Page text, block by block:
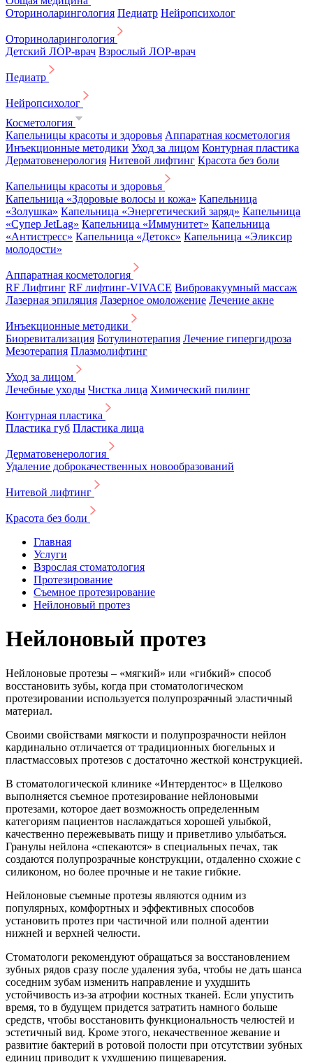
Оториноларингология Педиатр Нейропсихолог
Оториноларингология
Детский ЛОР-врач Взрослый ЛОР-врач
Педиатр
Нейропсихолог
Косметология
Капельницы красоты и здоровья Аппаратная косметология
Инъекционные методики Уход за лицом Контурная пластика
Дерматовенерология Нитевой лифтинг Красота без боли
Капельницы красоты и здоровья
Капельница «Здоровые волосы и кожа» Капельница
«Золушка» Капельница «Энергетический заряд» Капельница
«Супер JetLag» Капельница «Иммунитет» Капельница
«Антистресс» Капельница «Детокс» Капельница «Эликсир
молодости»
Аппаратная косметология
RF Лифтинг RF лифтинг-VIVACE Вибровакуумный массаж
Лазерная эпиляция Лазерное омоложение Лечение акне
Инъекционные методики
Биоревитализация Ботулинотерапия Лечение гипергидроза
Мезотерапия Плазмолифтинг
Уход за лицом
Лечебные уходы Чистка лица Химический пилинг
Контурная пластика
Пластика губ Пластика лица
Дерматовенерология
Удаление доброкачественных новообразований
Нитевой лифтинг
Красота без боли
Главная
Услуги
Взрослая стоматология
Протезирование
Съемное протезирование
Нейлоновый протез
Нейлоновый протез
Нейлоновые протезы – «мягкий» или «гибкий» способ
восстановить зубы, когда при стоматологическом
протезировании используется полупрозрачный эластичный
материал.
Своими свойствами мягкости и полупрозрачности нейлон
кардинально отличается от традиционных бюгельных и
пластмассовых протезов с достаточно жесткой конструкцией.
В стоматологической клинике «Интердентос» в Щелково
выполняется съемное протезирование нейлоновыми
протезами, которое дает возможность определенным
категориям пациентов наслаждаться хорошей улыбкой,
качественно пережевывать пищу и приветливо улыбаться.
Гранулы нейлона «спекаются» в специальных печах, так
создаются полупрозрачные конструкции, отдаленно схожие с
силиконом, но более прочные и не такие гибкие.
Нейлоновые съемные протезы являются одним из
популярных, комфортных и эффективных способов
установить протез при частичной или полной адентии
нижней и верхней челюсти.
Стоматологи рекомендуют обращаться за восстановлением
зубных рядов сразу после удаления зуба, чтобы не дать шанса
соседним зубам изменить направление и ухудшить
устойчивость из-за атрофии костных тканей. Если упустить
время, то в будущем придется затратить намного больше
средств, чтобы восстановить функциональность челюстей и
эстетичный вид. Кроме этого, некачественное жевание и
развитие бактерий в ротовой полости при отсутствии зубных
единиц приводит к ухудшению пищеварения.